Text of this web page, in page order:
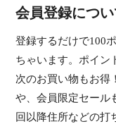
会員登録につ
登録するだけで100
ちゃいます。ポイン
次のお買い物もお得
や、会員限定セール
回以降住所などの打